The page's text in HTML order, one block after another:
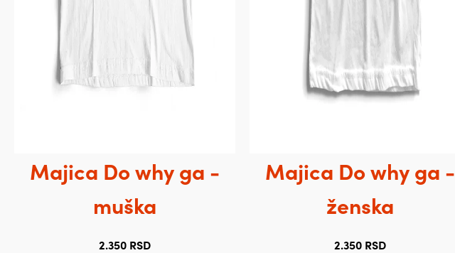
Majica Do why ga -
muška
Majica Do why ga -
ženska
2.350 RSD 2.350 RSD